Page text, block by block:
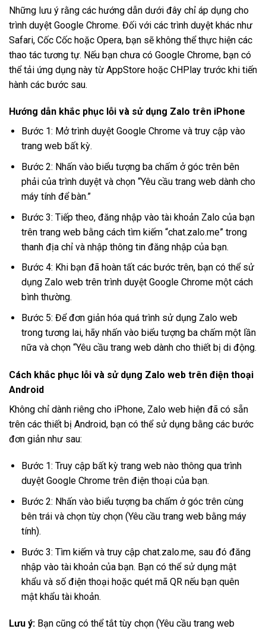
Những lưu ý rằng các hướng dẫn dưới đây chỉ áp dụng cho
trình duyệt Google Chrome. Đối với các trình duyệt khác như
Safari, Cốc Cốc hoặc Opera, bạn sẽ không thể thực hiện các
thao tác tương tự. Nếu bạn chưa có Google Chrome, bạn có
thể tải ứng dụng này từ AppStore hoặc CHPlay trước khi tiến
hành các bước sau.
Hướng dẫn khắc phục lỗi và sử dụng Zalo trên iPhone
Bước 1: Mở trình duyệt Google Chrome và truy cập vào
trang web bất kỳ.
Bước 2: Nhấn vào biểu tượng ba chấm ở góc trên bên
phải của trình duyệt và chọn “Yêu cầu trang web dành cho
máy tính để bàn.”
Bước 3: Tiếp theo, đăng nhập vào tài khoản Zalo của bạn
trên trang web bằng cách tìm kiếm “chat.zalo.me” trong
thanh địa chỉ và nhập thông tin đăng nhập của bạn.
Bước 4: Khi bạn đã hoàn tất các bước trên, bạn có thể sử
dụng Zalo web trên trình duyệt Google Chrome một cách
bình thường.
Bước 5: Để đơn giản hóa quá trình sử dụng Zalo web
trong tương lai, hãy nhấn vào biểu tượng ba chấm một lần
nữa và chọn “Yêu cầu trang web dành cho thiết bị di động.
Cách khắc phục lỗi và sử dụng Zalo web trên điện thoại
Android
Không chỉ dành riêng cho iPhone, Zalo web hiện đã có sẵn
trên các thiết bị Android, bạn có thể sử dụng bằng các bước
đơn giản như sau:
Bước 1: Truy cập bất kỳ trang web nào thông qua trình
duyệt Google Chrome trên điện thoại của bạn.
Bước 2: Nhấn vào biểu tượng ba chấm ở góc trên cùng
bên trái và chọn tùy chọn (Yêu cầu trang web bằng máy
tính).
Bước 3: Tìm kiếm và truy cập chat.zalo.me, sau đó đăng
nhập vào tài khoản của bạn. Bạn có thể sử dụng mật
khẩu và số điện thoại hoặc quét mã QR nếu bạn quên
mật khẩu tài khoản.
Lưu ý: Bạn cũng có thể tắt tùy chọn (Yêu cầu trang web